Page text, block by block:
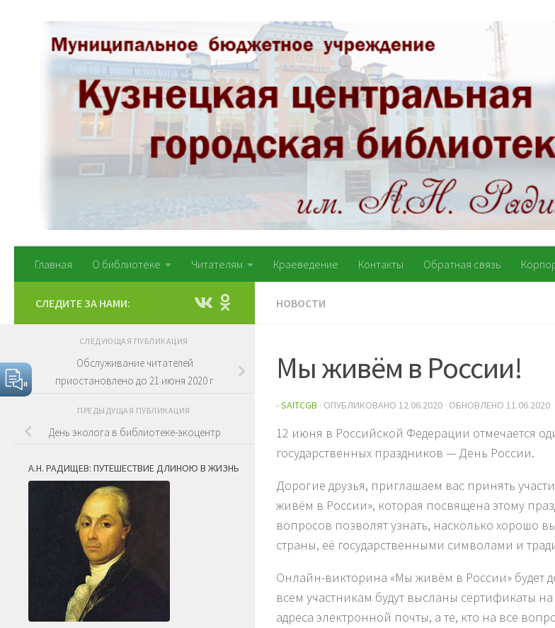
Перейти к содержимому
Главная О библиотеке Читателям Краеведение Контакты Обратная связь
НОВОСТИ
Мы живём в России!
-SAITCGB · ОПУБЛИКОВАНО 12.06.2020 · ОБНОВЛЕНО 11.06.2020
12 июня в Российской Федерации отмечается
государственных праздников — День России.
Дорогие друзья, приглашаем вас принять
живём в России», которая посвящена этому
вопросов позволят узнать, насколько хорошо
страны, её государственными символами и
Онлайн-викторина «Мы живём в России» будет
всем участникам будут высланы сертификаты
адреса электронной почты, а те, кто на все
СЛЕДИТЕ ЗА НАМИ:
СЛЕДУЮЩАЯ ПУБЛИКАЦИЯ
Обслуживание читателей
приостановлено до 21 июня 2020 г
ПРЕДЫДУЩАЯ ПУБЛИКАЦИЯ
День эколога в библиотеке-экоцентр
А.Н. РАДИЩЕВ: ПУТЕШЕСТВИЕ ДЛИНОЮ В ЖИЗНЬ